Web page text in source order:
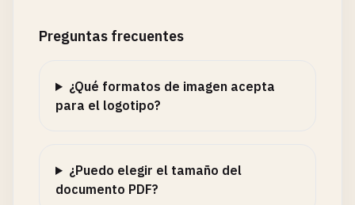
Preguntas frecuentes
¿Qué formatos de imagen acepta
para el logotipo?
¿Puedo elegir el tamaño del
documento PDF?